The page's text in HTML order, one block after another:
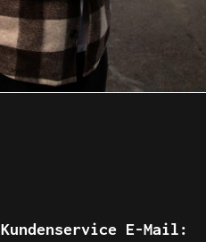
Kundenservice E-Mail: